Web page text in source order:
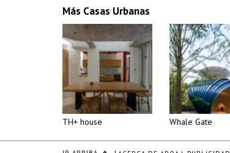
Más Casas Urbanas
TH+ house Whale Gate